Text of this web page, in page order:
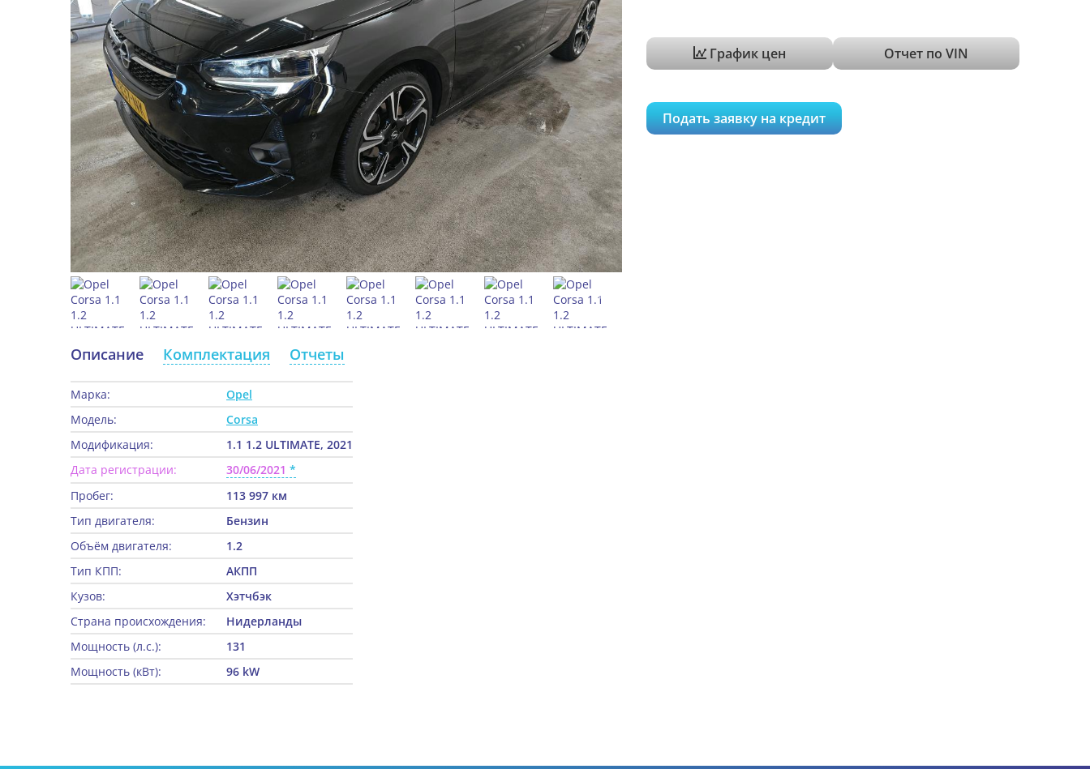
График цен Отчет по VIN
Подать заявку на кредит
Описание Комплектация Отчеты
Марка:
Opel
Модель:
Corsa
Модификация:
1.1 1.2 ULTIMATE, 2021
Дата регистрации:
30/06/2021
Пробег:
113 997 км
Тип двигателя:
Бензин
Объём двигателя:
1.2
Тип КПП:
АКПП
Кузов:
Хэтчбэк
Страна происхождения:
Нидерланды
Мощность (л.с.):
131
Мощность (кВт):
96 kW